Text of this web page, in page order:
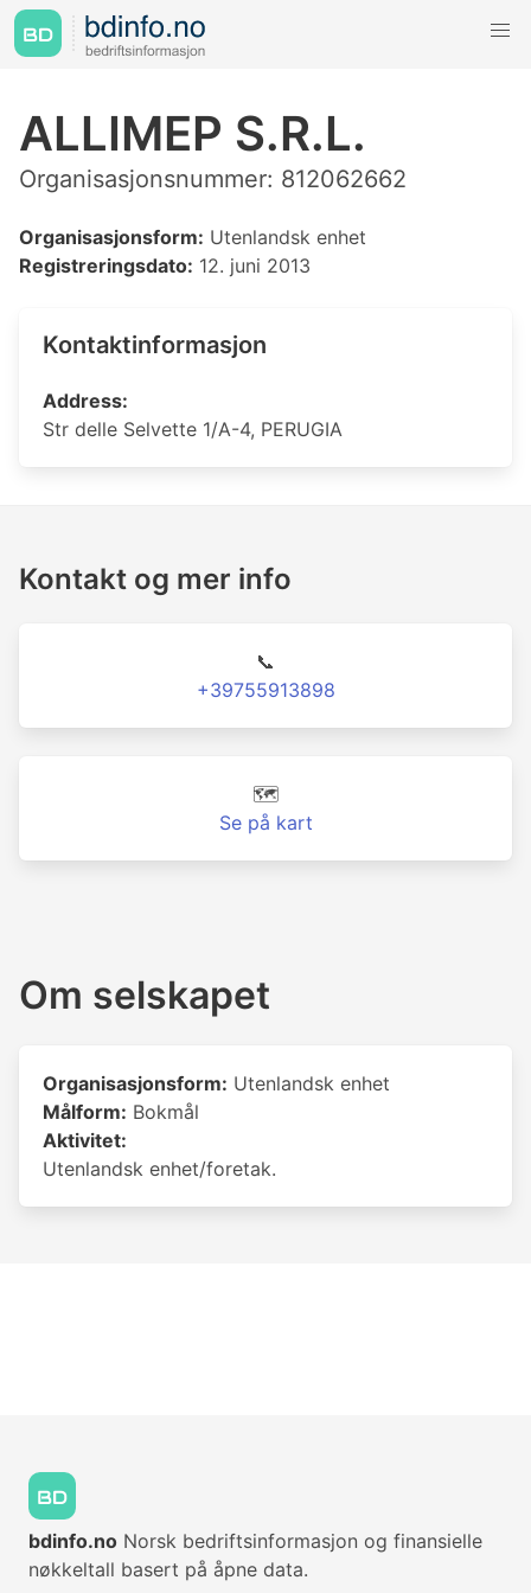
ALLIMEP S.R.L.
Organisasjonsnummer: 812062662
Organisasjonsform: Utenlandsk enhet
Registreringsdato: 12. juni 2013
Kontaktinformasjon
Address:
Str delle Selvette 1/A-4, PERUGIA
Kontakt og mer info
📞
+39755913898
🗺️
Se på kart
Om selskapet
Organisasjonsform: Utenlandsk enhet
Målform: Bokmål
Aktivitet:
Utenlandsk enhet/foretak.
bdinfo.no Norsk bedriftsinformasjon og finansielle
nøkkeltall basert på åpne data.